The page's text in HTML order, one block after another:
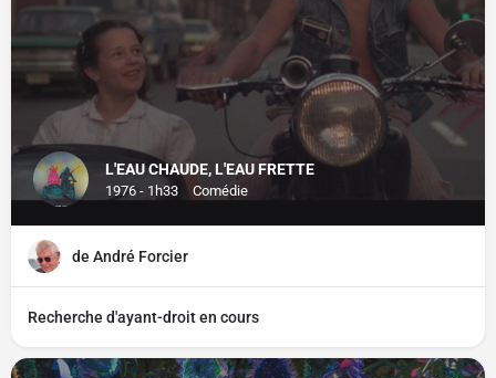
L'EAU CHAUDE, L'EAU FRETTE
1976 - 1h33 Comédie
de André Forcier
Recherche d'ayant-droit en cours